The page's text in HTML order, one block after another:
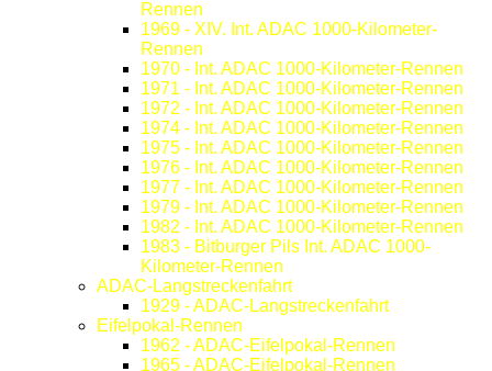
Rennen
1969 - XIV. Int. ADAC 1000-Kilometer-
Rennen
1970 - Int. ADAC 1000-Kilometer-Rennen
1971 - Int. ADAC 1000-Kilometer-Rennen
1972 - Int. ADAC 1000-Kilometer-Rennen
1974 - Int. ADAC 1000-Kilometer-Rennen
1975 - Int. ADAC 1000-Kilometer-Rennen
1976 - Int. ADAC 1000-Kilometer-Rennen
1977 - Int. ADAC 1000-Kilometer-Rennen
1979 - Int. ADAC 1000-Kilometer-Rennen
1982 - Int. ADAC 1000-Kilometer-Rennen
1983 - Bitburger Pils Int. ADAC 1000-
Kilometer-Rennen
ADAC-Langstreckenfahrt
1929 - ADAC-Langstreckenfahrt
Eifelpokal-Rennen
1962 - ADAC-Eifelpokal-Rennen
1965 - ADAC-Eifelpokal-Rennen